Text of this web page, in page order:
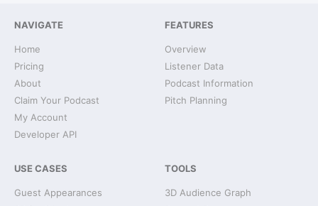
NAVIGATE
Home
Pricing
About
Claim Your Podcast
My Account
Developer API
FEATURES
Overview
Listener Data
Podcast Information
Pitch Planning
USE CASES
Guest Appearances
TOOLS
3D Audience Graph